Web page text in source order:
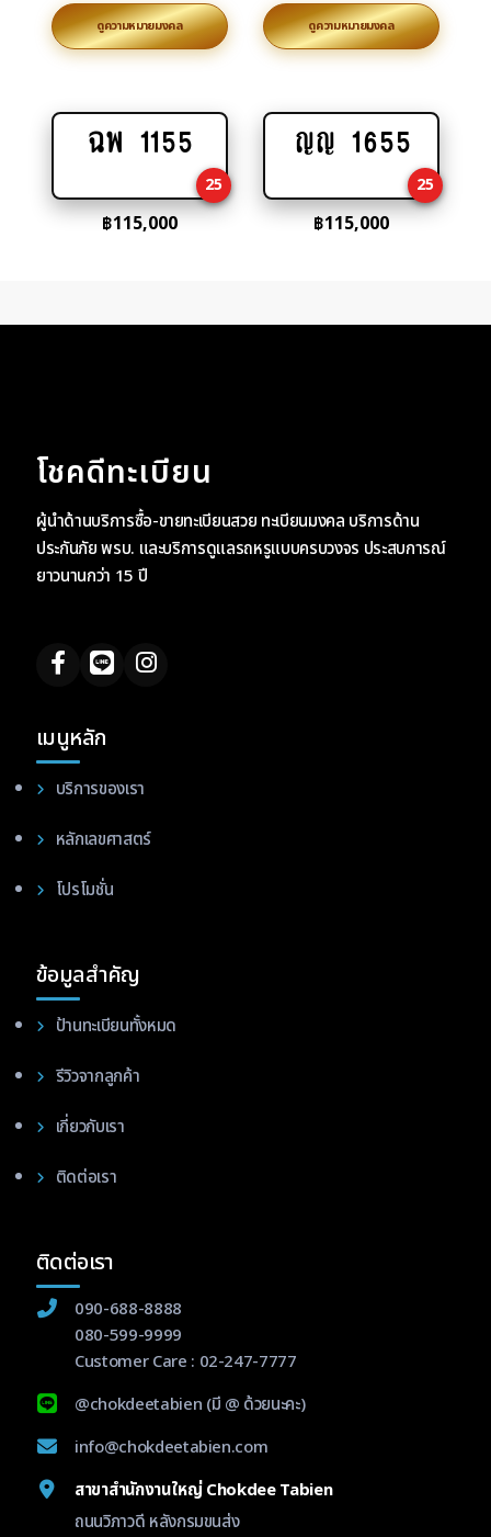
ดูความหมายมงคล ดูความหมายมงคล
Add
cart
ฉพ 1155
25
฿115,000
Add
cart
ญญ 1655
25
฿115,000
โชคดีทะเบียน
ผู้นำด้านบริการซื้อ-ขายทะเบียนสวย ทะเบียนมงคล บริการด้าน
ประกันภัย พรบ. และบริการดูแลรถหรูแบบครบวงจร ประสบการณ์
ยาวนานกว่า 15 ปี
เมนูหลัก
บริการของเรา
หลักเลขศาสตร์
โปรโมชั่น
ข้อมูลสำคัญ
ป้านทะเบียนทั้งหมด
รีวิวจากลูกค้า
เกี่ยวกับเรา
ติดต่อเรา
ติดต่อเรา
090-688-8888
080-599-9999
Customer Care : 02-247-7777
@chokdeetabien (มี @ ด้วยนะคะ)
info@chokdeetabien.com
สาขาสำนักงานใหญ่ Chokdee Tabien
ถนนวิภาวดี หลังกรมขนส่ง